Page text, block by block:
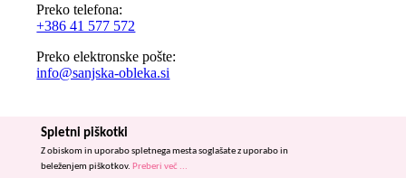
Preko telefona:
+386 41 577 572
Preko elektronske pošte:
info@sanjska-obleka.si
Spletni piškotki
Z obiskom in uporabo spletnega mesta soglašate z uporabo in
beleženjem piškotkov. Preberi več ...